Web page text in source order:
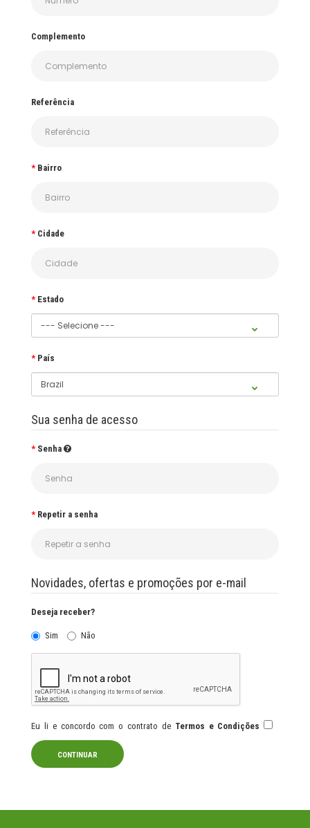
Complemento
Referência
Bairro
Cidade
Estado
País
Sua senha de acesso
Senha
Repetir a senha
Novidades, ofertas e promoções por e-mail
Deseja receber?
Sim Não
Eu li e concordo com o contrato de Termos e Condições